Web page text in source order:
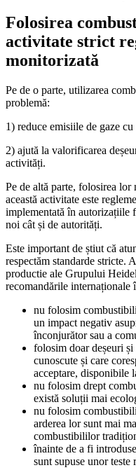
Folosirea
activitate strict
monitorizată
Pe de o parte, utilizarea
problemă:
1) reduce emisiile de gaze cu
2) ajută la valorificarea
activități.
Pe de altă parte, folosirea lor
această activitate este
implementată în autorizațiile
noi cât și de autorități.
Este important de știut că
respectăm standarde stricte.
productie ale Grupului
recomandările internaționale
nu folosim
un impact negativ
înconjurător sau a
folosim doar deșeuri
cunoscute și care
acceptare, disponibile
nu folosim drept
există soluții mai
nu folosim
arderea lor sunt mai
combustibililor
înainte de a fi
sunt supuse unor teste